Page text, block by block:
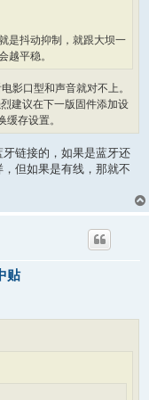
是抖动抑制，就跟大坝一
越平稳。
影口型和声音就对不上。
建议在下一版固件添加设
存设置。
链接的，如果是蓝牙还
但如果是有线，那就不
贴